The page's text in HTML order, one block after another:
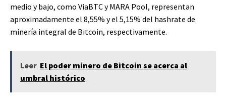
medio y bajo, como ViaBTC y MARA Pool, representan
aproximadamente el 8,55% y el 5,15% del hashrate de
minería integral de Bitcoin, respectivamente.
Leer El poder minero de Bitcoin se acerca al
umbral histórico